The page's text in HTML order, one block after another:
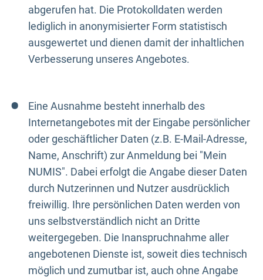
abgerufen hat. Die Protokolldaten werden
lediglich in anonymisierter Form statistisch
ausgewertet und dienen damit der inhaltlichen
Verbesserung unseres Angebotes.
Eine Ausnahme besteht innerhalb des
Internetangebotes mit der Eingabe persönlicher
oder geschäftlicher Daten (z.B. E-Mail-Adresse,
Name, Anschrift) zur Anmeldung bei "Mein
NUMIS". Dabei erfolgt die Angabe dieser Daten
durch Nutzerinnen und Nutzer ausdrücklich
freiwillig. Ihre persönlichen Daten werden von
uns selbstverständlich nicht an Dritte
weitergegeben. Die Inanspruchnahme aller
angebotenen Dienste ist, soweit dies technisch
möglich und zumutbar ist, auch ohne Angabe